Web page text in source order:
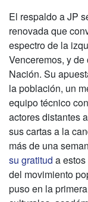
El respaldo a JP
renovada que
espectro de la
Venceremos, y
Nación. Su
la población, un
equipo técnico
actores distantes
sus cartas a la
más de una
su gratitud a
del movimiento
puso en la